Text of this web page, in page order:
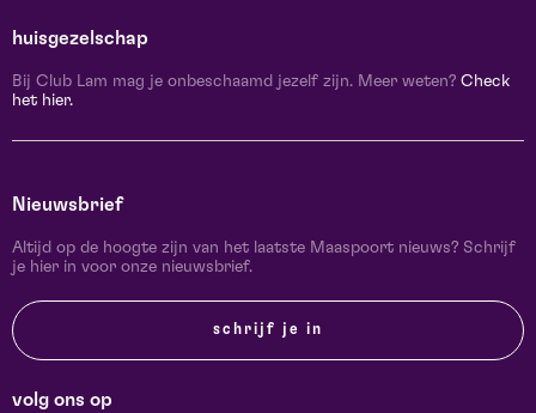
huisgezelschap
Bij Club Lam mag je onbeschaamd jezelf zijn. Meer weten? Check
het hier.
Nieuwsbrief
Altijd op de hoogte zijn van het laatste Maaspoort nieuws? Schrijf
je hier in voor onze nieuwsbrief.
schrijf je in
volg ons op